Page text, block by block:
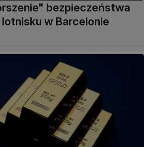
bezpieczeństwa
w Barcelonie